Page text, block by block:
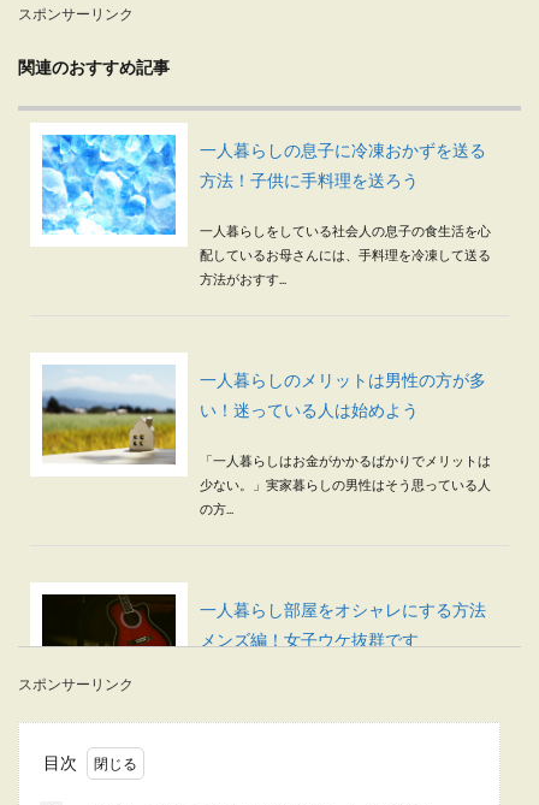
スポンサーリンク
関連のおすすめ記事
一人暮らしの息子に冷凍おかずを送る
方法！子供に手料理を送ろう
一人暮らしをしている社会人の息子の食生活を心
配しているお母さんには、手料理を冷凍して送る
方法がおすす...
一人暮らしのメリットは男性の方が多
い！迷っている人は始めよう
「一人暮らしはお金がかかるばかりでメリットは
少ない。」実家暮らしの男性はそう思っている人
の方...
一人暮らし部屋をオシャレにする方法
メンズ編！女子ウケ抜群です
スポンサーリンク
目次